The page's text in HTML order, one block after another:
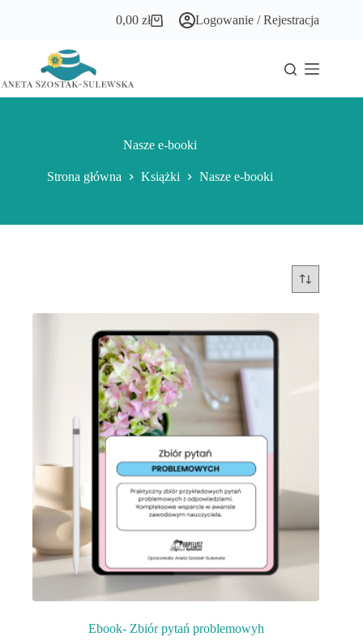
Koszyk
0,00zł Logowanie / Rejestracja
Nasze e-booki
Strona główna Książki Nasze e-booki
Ebook- Zbiór pytań problemowyh